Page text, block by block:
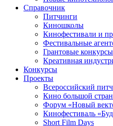
Справочник
Питчинги
Киношколы
Кинофестивали и
Фестивальные
Грантовые конкурсы
Креативная
Конкурсы
Проекты
Всероссийский
Кино большой
Форум «Новый
Кинофестиваль
Short Film Days